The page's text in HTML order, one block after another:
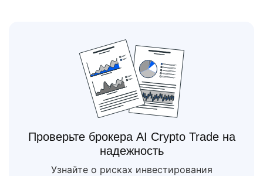
Проверьте брокера AI Crypto Trade на
надежность
Узнайте о рисках инвестирования